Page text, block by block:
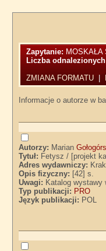
Zapytanie: MOSKAŁA
Liczba
ZMIANA FORMATU
Informacje o autorze w
Autorzy: Marian
Tytuł: Fetysz / [projekt
Adres wydawniczy:
Opis fizyczny: [42] s.
Uwagi: Katalog wystawy
Typ publikacji: PRO
Język publikacji: POL